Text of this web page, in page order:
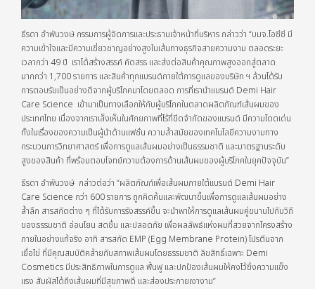
ธีรดา อำพันวงษ์ กรรมการผู้จัดการและประธานเจ้าหน้าที่บริหาร กล่าวว่า “บมจ.โอซีซี มี
ความเข้าใจและมีความเชี่ยวชาญอย่างสูงในเส้นทางธุรกิจสายความงาม ตลอดระยะ
เวลากว่า 49 ปี เราได้สร้างสรรค์ คัดสรร และส่งต่อสินค้าคุณภาพสูงออกสู่ตลาด
มากกว่า 1,700 รายการ และสินค้าทุกแบรนด์ภายใต้การดูแลของบริษัท ฯ ล้วนได้รับ
การตอบรับเป็นอย่างดีจากผู้บริโภคมาโดยตลอด การที่เรานำแบรนด์ Demi Hair
Care Science เข้ามาเป็นทางเลือกให้กับผู้บริโภคในตลาดผลิตภัณฑ์เส้นผมของ
ประเทศไทย เนื่องจากเราเล็งเห็นในศักยภาพที่ไร้ที่ขีดจำกัดของแบรนด์ มีความโดดเด่น
ทั้งในเรื่องของความเป็นผู้นำด้านแฟชั่น ความล้ำสมัยของเทคโนโลยีความงามทาง
กระบวนการวิทยาศาสตร์ เพื่อการดูแลเส้นผมอย่างเป็นธรรมชาติ และมาตรฐานระดับ
สูงของสินค้า ที่พร้อมตอบโจทย์ความต้องการด้านเส้นผมของผู้บริโภคในยุคปัจจุบัน”
ธีรดา อำพันวงษ์ กล่าวต่อว่า “ผลิตภัณฑ์เพื่อเส้นผมภายใต้แบรนด์ Demi Hair
Care Science กว่า 600 รายการ ถูกคิดค้นและพัฒนาขึ้นเพื่อการดูแลเส้นผมอย่าง
ล้ำลึก สารสกัดต่าง ๆ ที่ได้รับการรังสรรค์ขึ้น จะนำพาให้การดูแลเส้นผมคู่ขนานไปกับวิถี
ของธรรมชาติ อ่อนโยน สดชื่น และปลอดภัย เพื่อผลลัพธ์แห่งผมที่สวยจากโครงสร้าง
ภายในอย่างแท้จริง อาทิ สารสกัด EMP (Egg Membrane Protein) โปรตีนจาก
เยื่อไข่ ที่มีคุณสมบัติคล้ายกับสภาพเส้นผมโดยธรรมชาติ ลิขสิทธิ์เฉพาะ Demi
Cosmetics มีประสิทธิภาพในการดูแล ฟื้นฟู และปกป้องเส้นผมให้คงไว้ซึ่งความแข็ง
แรง สัมผัสได้ถึงเส้นผมที่มีสุขภาพดี และส่องประกายเงางาม”